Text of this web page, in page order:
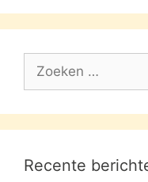
naar:
Recente